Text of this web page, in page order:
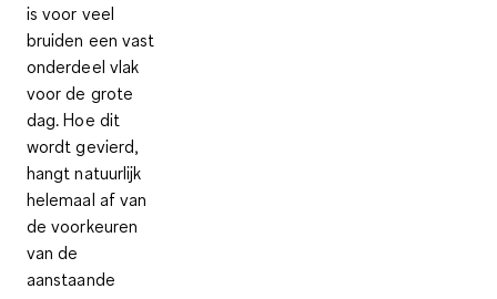
is voor veel
bruiden een vast
onderdeel vlak
voor de grote
dag. Hoe dit
wordt gevierd,
hangt natuurlijk
helemaal af van
de voorkeuren
van de
aanstaande